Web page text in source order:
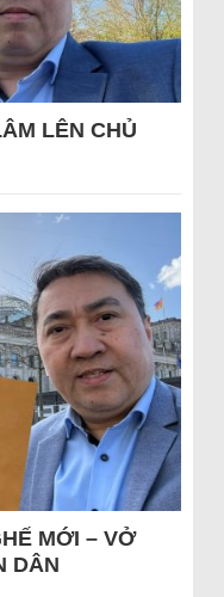
LÊN CHỦ
MỚI – VỞ
DÂN